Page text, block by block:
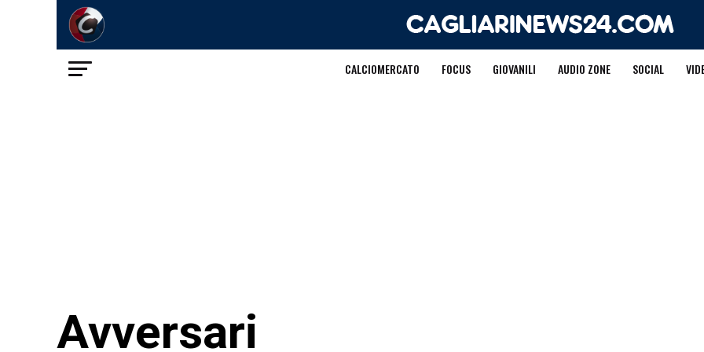
CALCIOMERCATO FOCUS GIOVANILI AUDIO ZONE SOCIAL
Avversari